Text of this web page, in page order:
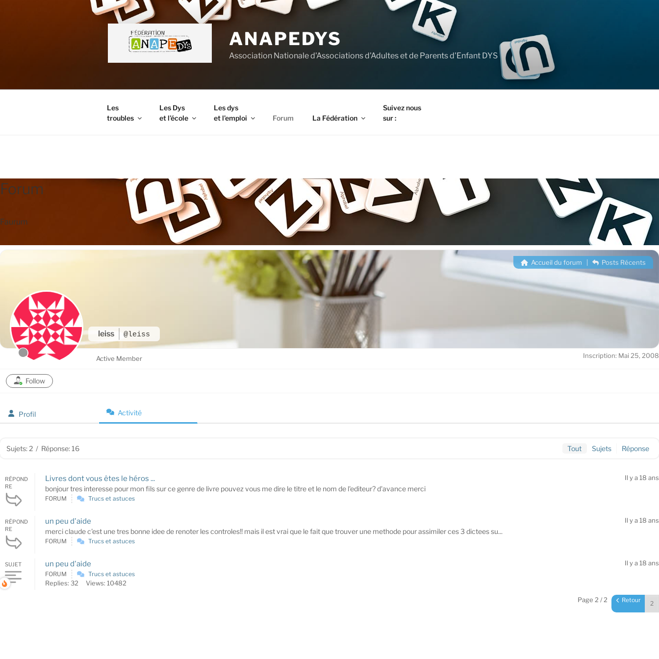
ANAPEDYS
Association Nationale d'Associations d'Adultes et de Parents d'Enfant DYS
Les
troubles
Les Dys
et l’école
Les dys
et l’emploi
Forum La Fédération
Suivez nous
sur :
FORUM
Forum
Faurum
leiss @leiss
Accueil du forum Posts Récents
Active Member Inscription: Mai 25, 2008
Follow
Profil Activité
Sujets: 2 / Réponse: 16 Tout Sujets Réponse
RÉPOND
RE
Livres dont vous êtes le héros ...
bonjour tres interesse pour mon fils sur ce genre de livre pouvez vous me dire le titre et le nom de l'editeur? d'avance merci
Il y a 18 ans
FORUM Trucs et astuces
RÉPOND
RE
un peu d'aide
merci claude c'est une tres bonne idee de renoter les controles!! mais il est vrai que le fait que trouver une methode pour assimiler ces 3 dictees su...
Il y a 18 ans
FORUM Trucs et astuces
SUJET un peu d'aide Il y a 18 ans
FORUM Trucs et astuces
Replies: 32 Views: 10482
Page 2 / 2 Retour